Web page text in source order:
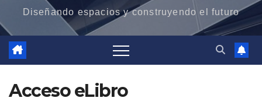
Diseñando espacios y construyendo el futuro
Acceso eLibro